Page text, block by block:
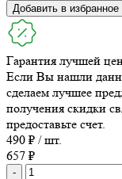
Добавить в избранное
Гарантия лучшей
Если Вы нашли
сделаем лучшее
получения скидки
предоставьте счет.
490 ₽ / шт.
657 ₽
-